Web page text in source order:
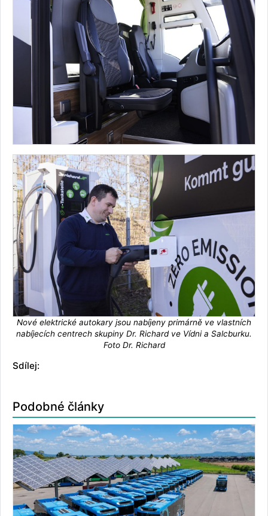
Nové elektrické autokary jsou nabíjeny primárně ve vlastních
nabíjecích centrech skupiny Dr. Richard ve Vídni a Salcburku.
Foto Dr. Richard
Sdílej:
Podobné články